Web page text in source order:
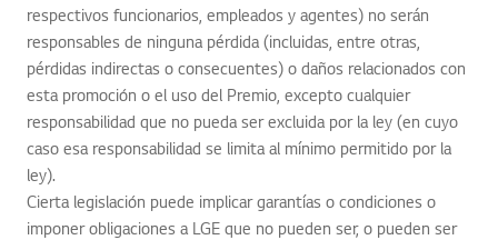
respectivos funcionarios, empleados y agentes) no serán
responsables de ninguna pérdida (incluidas, entre otras,
pérdidas indirectas o consecuentes) o daños relacionados con
esta promoción o el uso del Premio, excepto cualquier
responsabilidad que no pueda ser excluida por la ley (en cuyo
caso esa responsabilidad se limita al mínimo permitido por la
ley).
Cierta legislación puede implicar garantías o condiciones o
imponer obligaciones a LGE que no pueden ser, o pueden ser